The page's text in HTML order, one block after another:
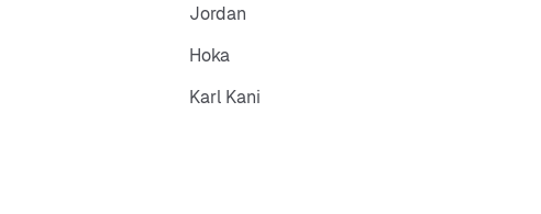
Jordan
Hoka
Karl Kani